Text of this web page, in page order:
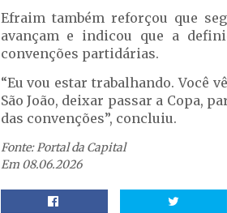
Efraim também reforçou que
avançam e indicou que a
convenções partidárias.
“Eu vou estar trabalhando. Você
São João, deixar passar a Copa,
das convenções”, concluiu.
Fonte: Portal da Capital
Em 08.06.2026